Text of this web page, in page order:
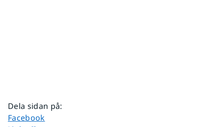
Dela sidan på:
Dela sidan på
Facebook